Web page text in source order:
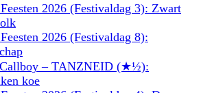
2026 (Festivaldag 3): Zwart
2026 (Festivaldag 8):
– TANZNEID (★½):
koe